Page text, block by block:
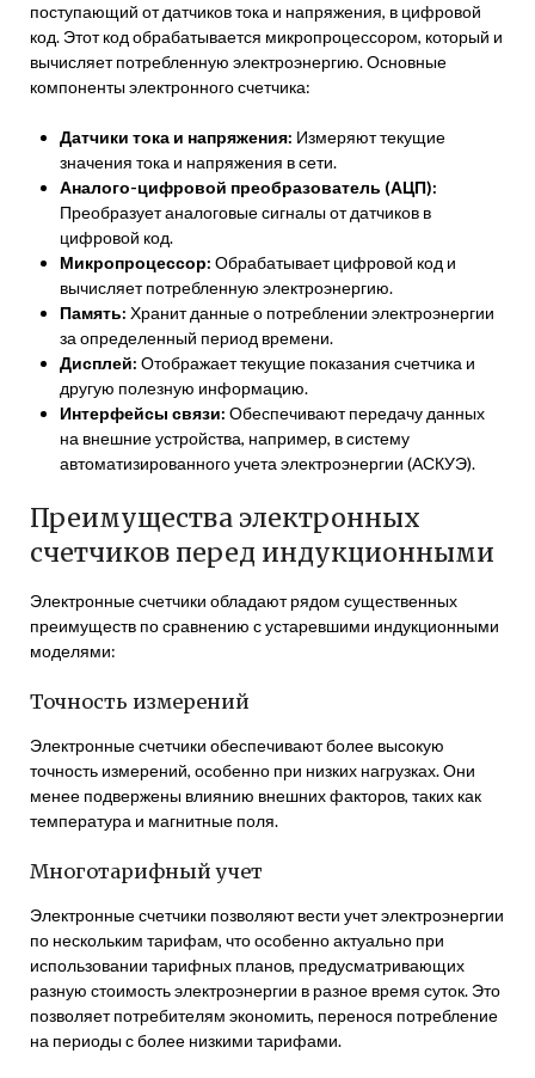
поступающий от датчиков тока и напряжения, в цифровой
код. Этот код обрабатывается микропроцессором, который и
вычисляет потребленную электроэнергию. Основные
компоненты электронного счетчика:
Датчики тока и напряжения: Измеряют текущие
значения тока и напряжения в сети.
Аналого-цифровой преобразователь (АЦП):
Преобразует аналоговые сигналы от датчиков в
цифровой код.
Микропроцессор: Обрабатывает цифровой код и
вычисляет потребленную электроэнергию.
Память: Хранит данные о потреблении электроэнергии
за определенный период времени.
Дисплей: Отображает текущие показания счетчика и
другую полезную информацию.
Интерфейсы связи: Обеспечивают передачу данных
на внешние устройства, например, в систему
автоматизированного учета электроэнергии (АСКУЭ).
Преимущества электронных
счетчиков перед индукционными
Электронные счетчики обладают рядом существенных
преимуществ по сравнению с устаревшими индукционными
моделями:
Точность измерений
Электронные счетчики обеспечивают более высокую
точность измерений, особенно при низких нагрузках. Они
менее подвержены влиянию внешних факторов, таких как
температура и магнитные поля.
Многотарифный учет
Электронные счетчики позволяют вести учет электроэнергии
по нескольким тарифам, что особенно актуально при
использовании тарифных планов, предусматривающих
разную стоимость электроэнергии в разное время суток. Это
позволяет потребителям экономить, перенося потребление
на периоды с более низкими тарифами.